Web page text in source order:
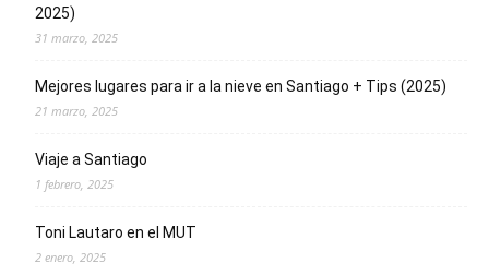
2025)
31 marzo, 2025
Mejores lugares para ir a la nieve en Santiago + Tips (2025)
21 marzo, 2025
Viaje a Santiago
1 febrero, 2025
Toni Lautaro en el MUT
2 enero, 2025